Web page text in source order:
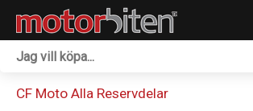
CF Moto Alla Reservdelar